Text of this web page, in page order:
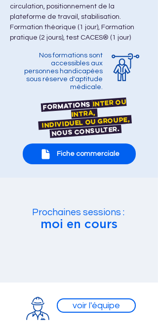
circulation, positionnement de la
plateforme de travail, stabilisation.
Formation théorique (1 jour), Formation
pratique (2 jours), test CACES® (1 jour)
Nos formations sont
accessibles aux
personnes handicapées
sous réserve d'aptitude
médicale.
FormationsInter ou
Intra,
individuel ou groupe,
nous consulter.
Fiche commerciale
Prochaines sessions :
moi en cours
voir l'équipe